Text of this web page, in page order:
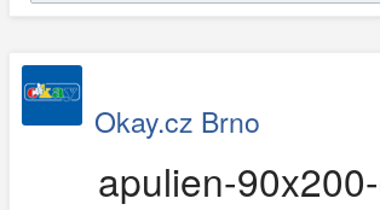
Okay.cz Brno
apulien-